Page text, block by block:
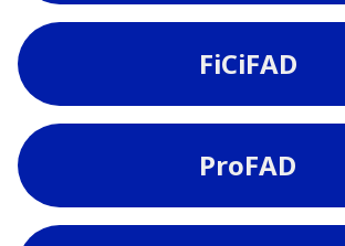
FiCiFAD
ProFAD